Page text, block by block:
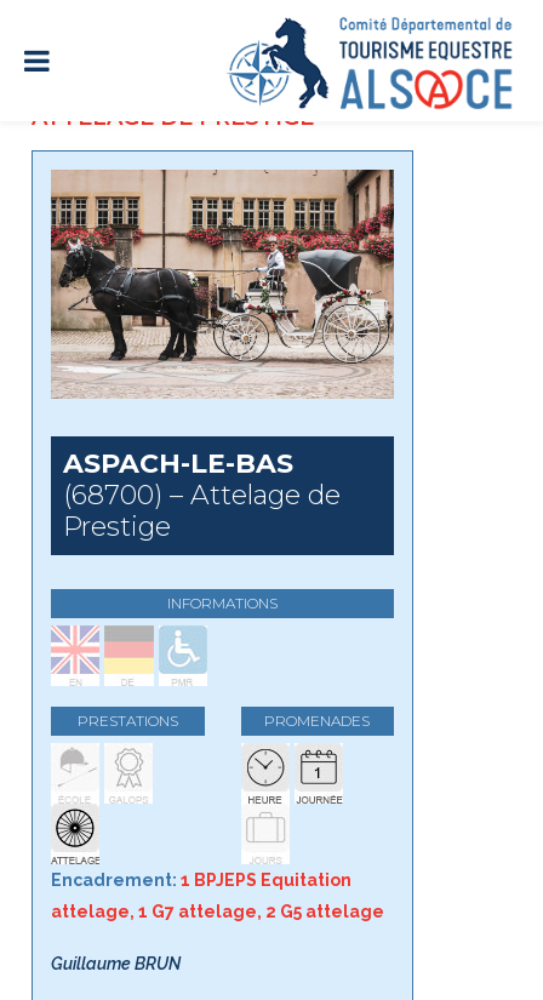
ATTELAGE DE PRESTIGE
ASPACH-LE-BAS
(68700) – Attelage de
Prestige
INFORMATIONS
PRESTATIONS PROMENADES
Encadrement:1 BPJEPS Equitation
attelage, 1 G7 attelage, 2 G5 attelage
Guillaume BRUN